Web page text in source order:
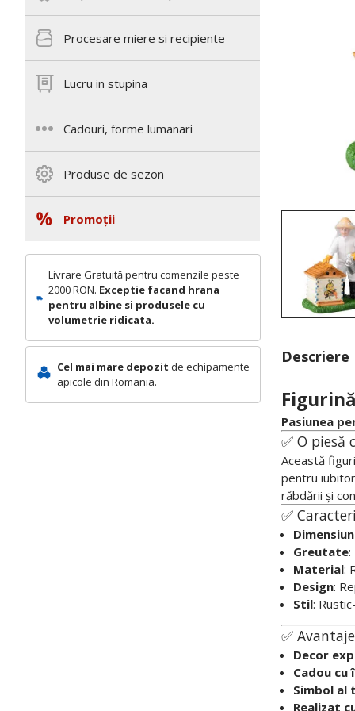
Procesare miere si recipiente
Lucru in stupina
Cadouri, forme lumanari
Produse de sezon
Promoții
Livrare Gratuită pentru comenzile peste
2000 RON. Exceptie facand hrana
pentru albine si produsele cu
volumetrie ridicata.
Cel mai mare depozit de echipamente
apicole din Romania.
Descriere
Pasiunea
✅ O piesă
Această
pentru
răbdării și
✅
Greutate:
Material:
Design:
Stil:
✅
Decor
Cadou cu
Simbol al
Realizat